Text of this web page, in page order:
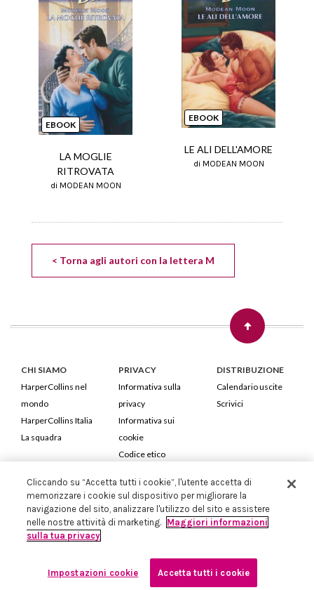
EBOOK
LA MOGLIE
RITROVATA
di MODEAN MOON
EBOOK
LE ALI DELL'AMORE
di MODEAN MOON
< Torna agli autori con la lettera M
CHI SIAMO
HarperCollins nel
mondo
HarperCollins Italia
La squadra
PRIVACY
Informativa sulla
privacy
Informativa sui
cookie
Codice etico
DISTRIBUZIONE
Calendario uscite
Scrivici
HarperCollins Italia S.p.A. Viale Monte Nero, 84 - 20135 Milano
Cod. Fiscale e P.IVA 05946780151 - Capitale Sociale 258.250 €
Iscritta in Milano al Registro delle imprese nr.198004 e REA nr.1051898
Cliccando su “Accetta tutti i cookie”, l'utente accetta di
memorizzare i cookie sul dispositivo per migliorare la
navigazione del sito, analizzare l'utilizzo del sito e assistere
nelle nostre attività di marketing. Maggiori informazioni
sulla tua privacy
Impostazioni cookie Accetta tutti i cookie